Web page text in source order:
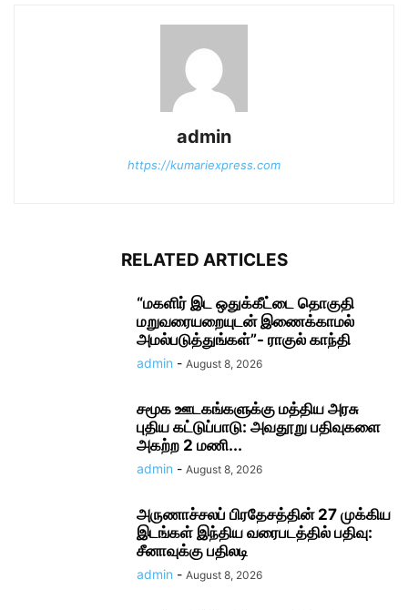
admin
https://kumariexpress.com
RELATED ARTICLES
“மகளிர் இட ஒதுக்கீட்டை தொகுதி
மறுவரையறையுடன் இணைக்காமல்
அமல்படுத்துங்கள்”- ராகுல் காந்தி
admin - August 8, 2026
சமூக ஊடகங்களுக்கு மத்திய அரசு
புதிய கட்டுப்பாடு: அவதூறு பதிவுகளை
அகற்ற 2 மணி...
admin - August 8, 2026
அருணாச்சலப் பிரதேசத்தின் 27 முக்கிய
இடங்கள் இந்திய வரைபடத்தில் பதிவு:
சீனாவுக்கு பதிலடி
admin - August 8, 2026